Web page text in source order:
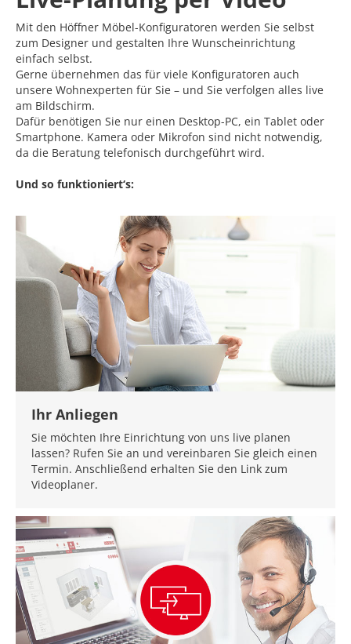
Mit den Höffner Möbel-Konfiguratoren werden Sie selbst
zum Designer und gestalten Ihre Wunscheinrichtung
einfach selbst.
Gerne übernehmen das für viele Konfiguratoren auch
unsere Wohnexperten für Sie – und Sie verfolgen alles live
am Bildschirm.
Dafür benötigen Sie nur einen Desktop-PC, ein Tablet oder
Smartphone. Kamera oder Mikrofon sind nicht notwendig,
da die Beratung telefonisch durchgeführt wird.
Und so funktioniert‘s:
Ihr Anliegen
Sie möchten Ihre Einrichtung von uns live planen
lassen? Rufen Sie an und vereinbaren Sie gleich einen
Termin. Anschließend erhalten Sie den Link zum
Videoplaner.